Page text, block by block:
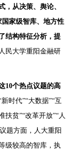
，从决策、舆论、
家级智库、地方性
结构特征分析，提
民大学重阳金融研
10个热点议题的高
时代”“大数据”“互
扶贫”“改革开放”“人
题方面，人大重阳
级较高的智库，执